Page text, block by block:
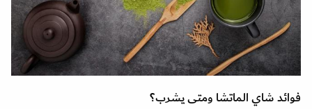
فوائد شاي الماتشا ومتى يشرب؟